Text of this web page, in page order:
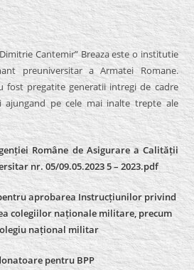
Cantemir” Breaza este o institutie
preuniversitar a Armatei Romane.
fost pregatite generatii intregi de cadre
ajungand pe cele mai inalte trepte ale
Române de Asigurare a Calității
nr. 05/09.05.2023 5 – 2023.pdf
pentru aprobarea Instrucțiunilor privind
colegiilor naționale militare, precum
național militar
pentru BPP